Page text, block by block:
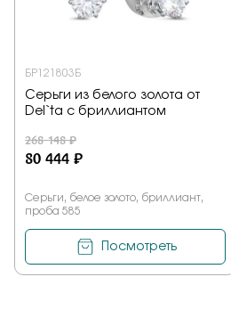
БР121803Б
Серьги из белого золота от
Del`ta с бриллиантом
268 148 ₽
80 444 ₽
Серьги, белое золото, бриллиант,
проба 585
Посмотреть